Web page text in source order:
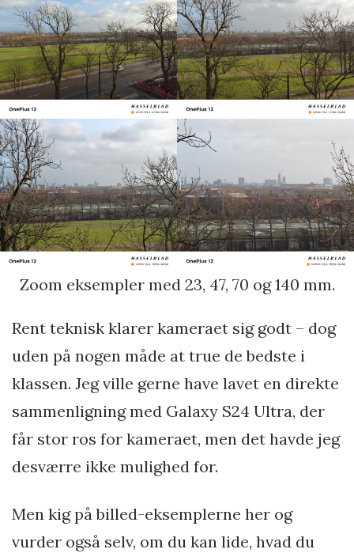
Zoom eksempler med 23, 47, 70 og 140 mm.
Rent teknisk klarer kameraet sig godt – dog
uden på nogen måde at true de bedste i
klassen. Jeg ville gerne have lavet en direkte
sammenligning med Galaxy S24 Ultra, der
får stor ros for kameraet, men det havde jeg
desværre ikke mulighed for.
Men kig på billed-eksemplerne her og
vurder også selv, om du kan lide, hvad du